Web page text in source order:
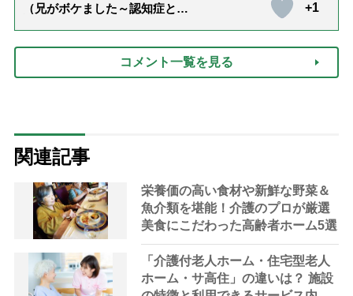
（兄がボケました～認知症と介
達』が届きました」）
+1
コメント一覧を見る
関連記事
栄養価の高い食材や新鮮な野菜＆
魚介類を堪能！介護のプロが厳選
美食にこだわった高齢者ホーム5選
「介護付老人ホーム・住宅型老人
ホーム・サ高住」の違いは？ 施設